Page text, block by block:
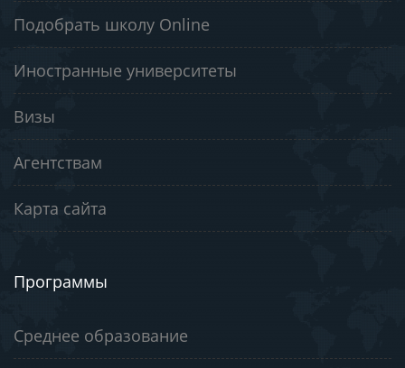
Подобрать школу Online
Иностранные университеты
Визы
Агентствам
Карта сайта
Программы
Среднее образование